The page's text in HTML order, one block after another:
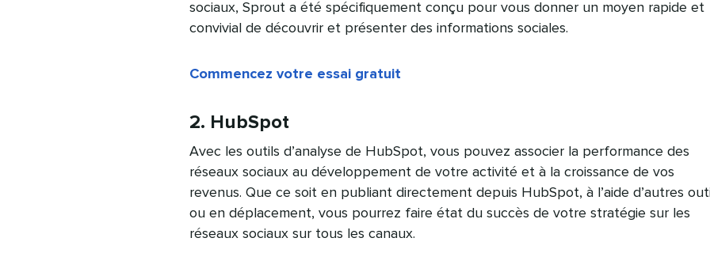
sociaux, Sprout a été spécifiquement conçu pour vous donner un moyen rapide et
convivial de découvrir et présenter des informations sociales.
Commencez votre essai gratuit
2. HubSpot
Avec les outils d’analyse de HubSpot, vous pouvez associer la performance des
réseaux sociaux au développement de votre activité et à la croissance de vos
revenus. Que ce soit en publiant directement depuis HubSpot, à l’aide d’autres
ou en déplacement, vous pourrez faire état du succès de votre stratégie sur les
réseaux sociaux sur tous les canaux.